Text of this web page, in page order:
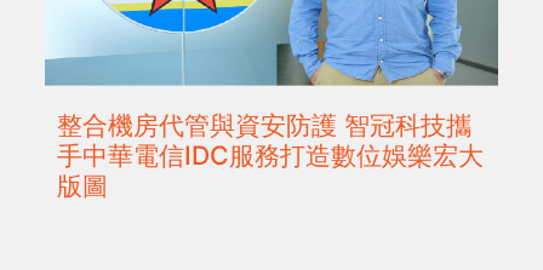
整合機房代管與資安防護 智冠科技攜
手中華電信IDC服務打造數位娛樂宏大
版圖